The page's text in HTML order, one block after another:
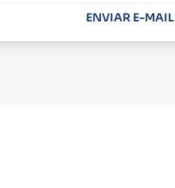
ENVIAR E-MAIL